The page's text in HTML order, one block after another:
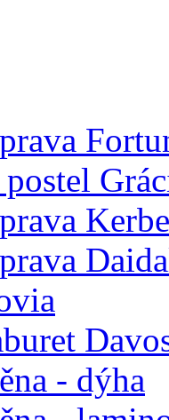
- dýha